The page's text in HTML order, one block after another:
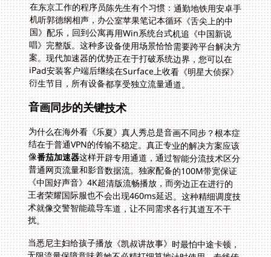
在东京工作的程序员陈先生有个习惯：通勤地铁用安卓手
机听郭德纲相声，办公室苹果笔记本循环《舌尖上的中
国》配乐，回到公寓再用Win系统台式机追《中国新说
唱》完整版。这种多设备使用场景恰恰需要跨平台解决方
案。现代加速器的优势正在于打破系统边界，您可以在
iPad安装客户端后继续在Surface上收看《明星大侦探》
衍生节目，所有设备都享受独立流量通道。
音画同步的关键技术
为什么在海外看《乐夏》真人秀总是音画不同步？根本症
结在于普通VPN的传输不稳定。真正专业的解决方案应该
像番茄加速器这样开辟专用通道，通过智能分流技术区分
普通网页流量和影音数据流。独家配备的100M带宽保证
《中国好声音》4K超清版流畅播放，而旁边正在进行的
王者荣耀国际服也不会出现460ms延迟。这种精细调度技
术就像交警智能疏导车道，让不同需求各行其道互不干
扰。
当悉尼主妇给孩子播放《凯叔讲故事》时最怕中途卡顿，
无限流量保障意味着她不必精打细算地计时使用。专线传
输配合AES-256加密形成的双重保险，即使是在图书馆公
共wifi环境，也不用担心账号密码在传输过程中被黑客截
获。这种安全设计对需要支付会员费的平台尤其重要，毕